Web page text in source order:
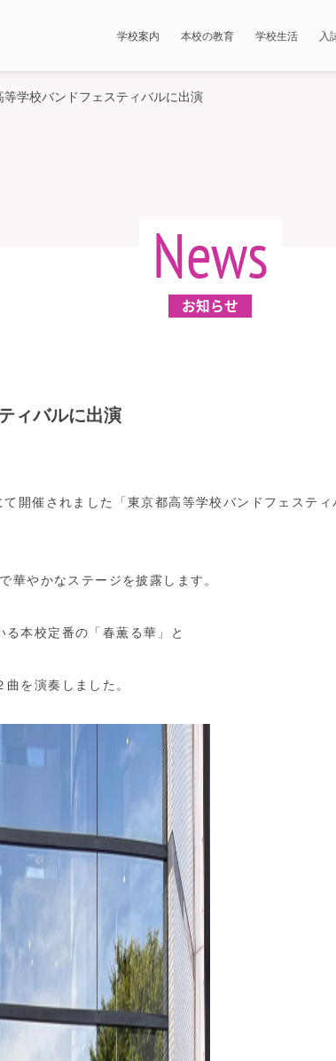
学校案内 本校の教育 学校生活 入
学校バンドフェスティバルに出演
News
お知らせ
ィバルに出演
催されました「東京都高等学校バンドフェスティ
やかなステージを披露します。
本校定番の「春薫る華」と
を演奏しました。